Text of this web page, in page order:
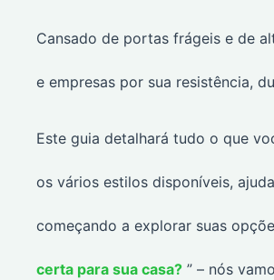
Cansado de portas frágeis e de
e empresas por sua resistência,
Este guia detalhará tudo o que
os vários estilos disponíveis,
começando a explorar suas
certa para sua casa? ” – nós